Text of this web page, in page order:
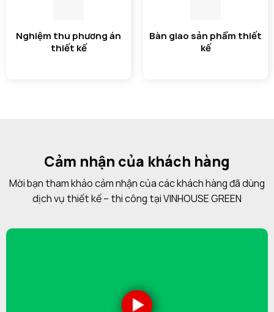
Nghiệm thu phương án
thiết kế
Bàn giao sản phẩm thiết
kế
Cảm nhận của khách hàng
Mời bạn tham khảo cảm nhận của các khách hàng đã dùng
dịch vụ thiết kế – thi công tại VINHOUSE GREEN